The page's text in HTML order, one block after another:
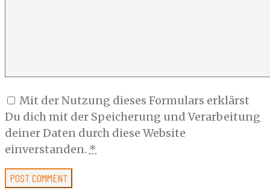
Mit der Nutzung dieses Formulars erklärst
Du dich mit der Speicherung und Verarbeitung
deiner Daten durch diese Website
einverstanden. *